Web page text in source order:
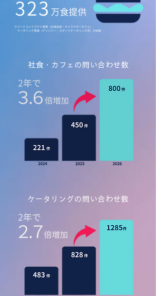
社食・カフェの問い合わせ数
ケータリングの問い合わせ数